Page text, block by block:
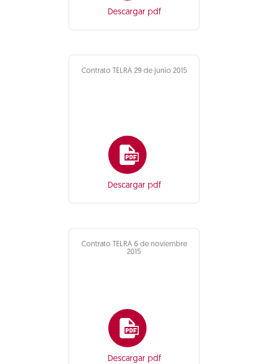
Descargar pdf
Contrato TELRA 29 de junio 2015
Descargar pdf
Contrato TELRA 6 de noviembre
2015
Descargar pdf